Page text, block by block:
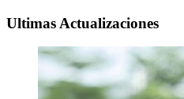
Ultimas Actualizaciones